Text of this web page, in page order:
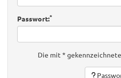
Passwort:*
Die mit *